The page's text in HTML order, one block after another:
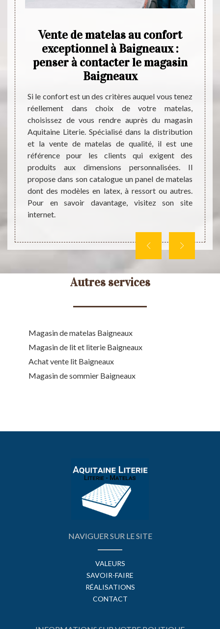
à
de
sur
des
Vente de matelas au confort
exceptionnel à Baigneaux :
penser à contacter le magasin
Baigneaux
Si le confort est un des critères auquel vous tenez
réellement dans choix de votre matelas,
choisissez de vous rendre auprès du magasin
Aquitaine Literie. Spécialisé dans la distribution
et la vente de matelas de qualité, il est une
référence pour les clients qui exigent des
produits aux dimensions personnalisées. Il
propose dans son catalogue un panel de matelas
dont des modèles en latex, à ressort ou autres.
Pour en savoir davantage, visitez son site
internet.
Pour
Autres services
Magasin de matelas Baigneaux
Magasin de lit et literie Baigneaux
Achat vente lit Baigneaux
Magasin de sommier Baigneaux
NAVIGUER SUR LE SITE
VALEURS
SAVOIR-FAIRE
RÉALISATIONS
CONTACT